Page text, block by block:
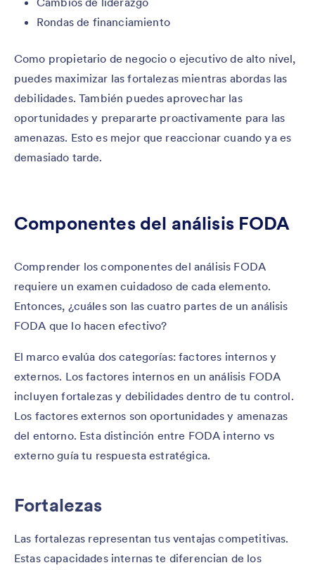
Rondas de financiamiento
Como propietario de negocio o ejecutivo de alto nivel,
puedes maximizar las fortalezas mientras abordas las
debilidades. También puedes aprovechar las
oportunidades y prepararte proactivamente para las
amenazas. Esto es mejor que reaccionar cuando ya es
demasiado tarde.
Componentes del análisis FODA
Comprender los componentes del análisis FODA
requiere un examen cuidadoso de cada elemento.
Entonces, ¿cuáles son las cuatro partes de un análisis
FODA que lo hacen efectivo?
El marco evalúa dos categorías: factores internos y
externos. Los factores internos en un análisis FODA
incluyen fortalezas y debilidades dentro de tu control.
Los factores externos son oportunidades y amenazas
del entorno. Esta distinción entre FODA interno vs
externo guía tu respuesta estratégica.
Fortalezas
Las fortalezas representan tus ventajas competitivas.
Estas capacidades internas te diferencian de los